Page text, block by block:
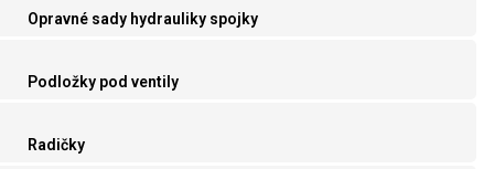
Opravné sady hydrauliky spojky
Podložky pod ventily
Radičky